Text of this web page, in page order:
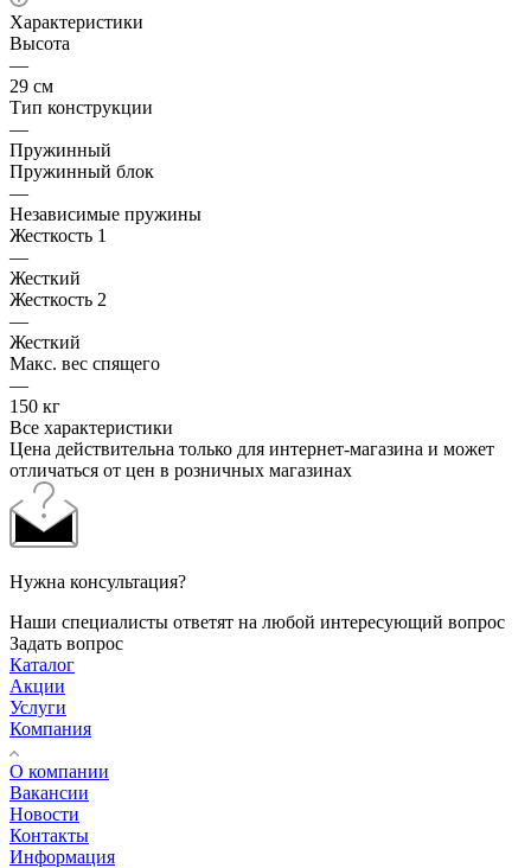
Характеристики
Высота
—
29 см
Тип конструкции
—
Пружинный
Пружинный блок
—
Независимые пружины
Жесткость 1
—
Жесткий
Жесткость 2
—
Жесткий
Макс. вес спящего
—
150 кг
Все характеристики
Цена действительна только для интернет-магазина и может
отличаться от цен в розничных магазинах
Нужна консультация?
Наши специалисты ответят на любой интересующий вопрос
Задать вопрос
Каталог
Акции
Услуги
Компания
О компании
Вакансии
Новости
Контакты
Информация